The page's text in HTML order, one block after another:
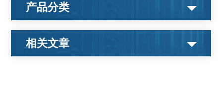
产品分类
相关文章